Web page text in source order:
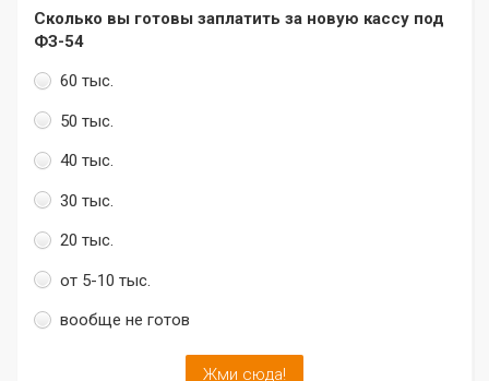
Сколько вы готовы заплатить за новую кассу под
ФЗ-54
60 тыс.
50 тыс.
40 тыс.
30 тыс.
20 тыс.
от 5-10 тыс.
вообще не готов